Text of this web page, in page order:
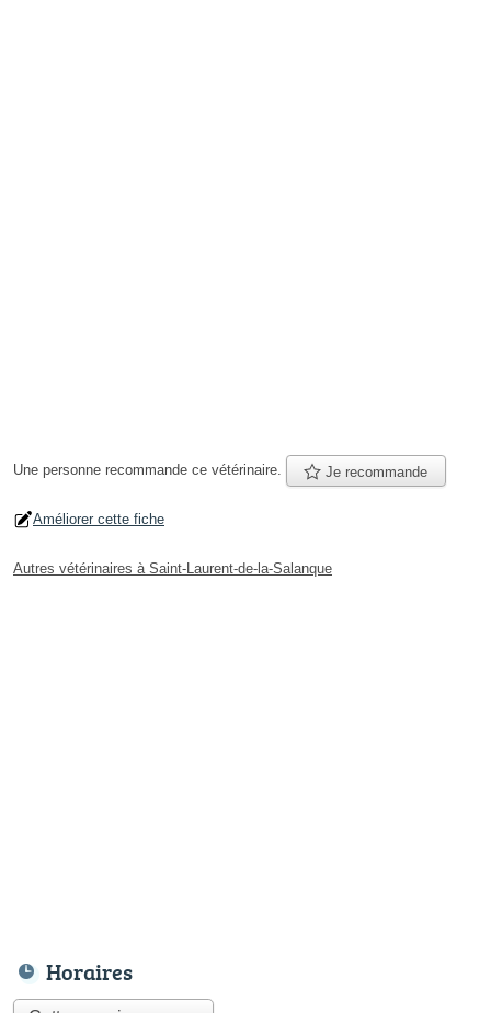
Une personne recommande ce vétérinaire. Je recommande
Améliorer cette fiche
Autres vétérinaires à Saint-Laurent-de-la-Salanque
Horaires